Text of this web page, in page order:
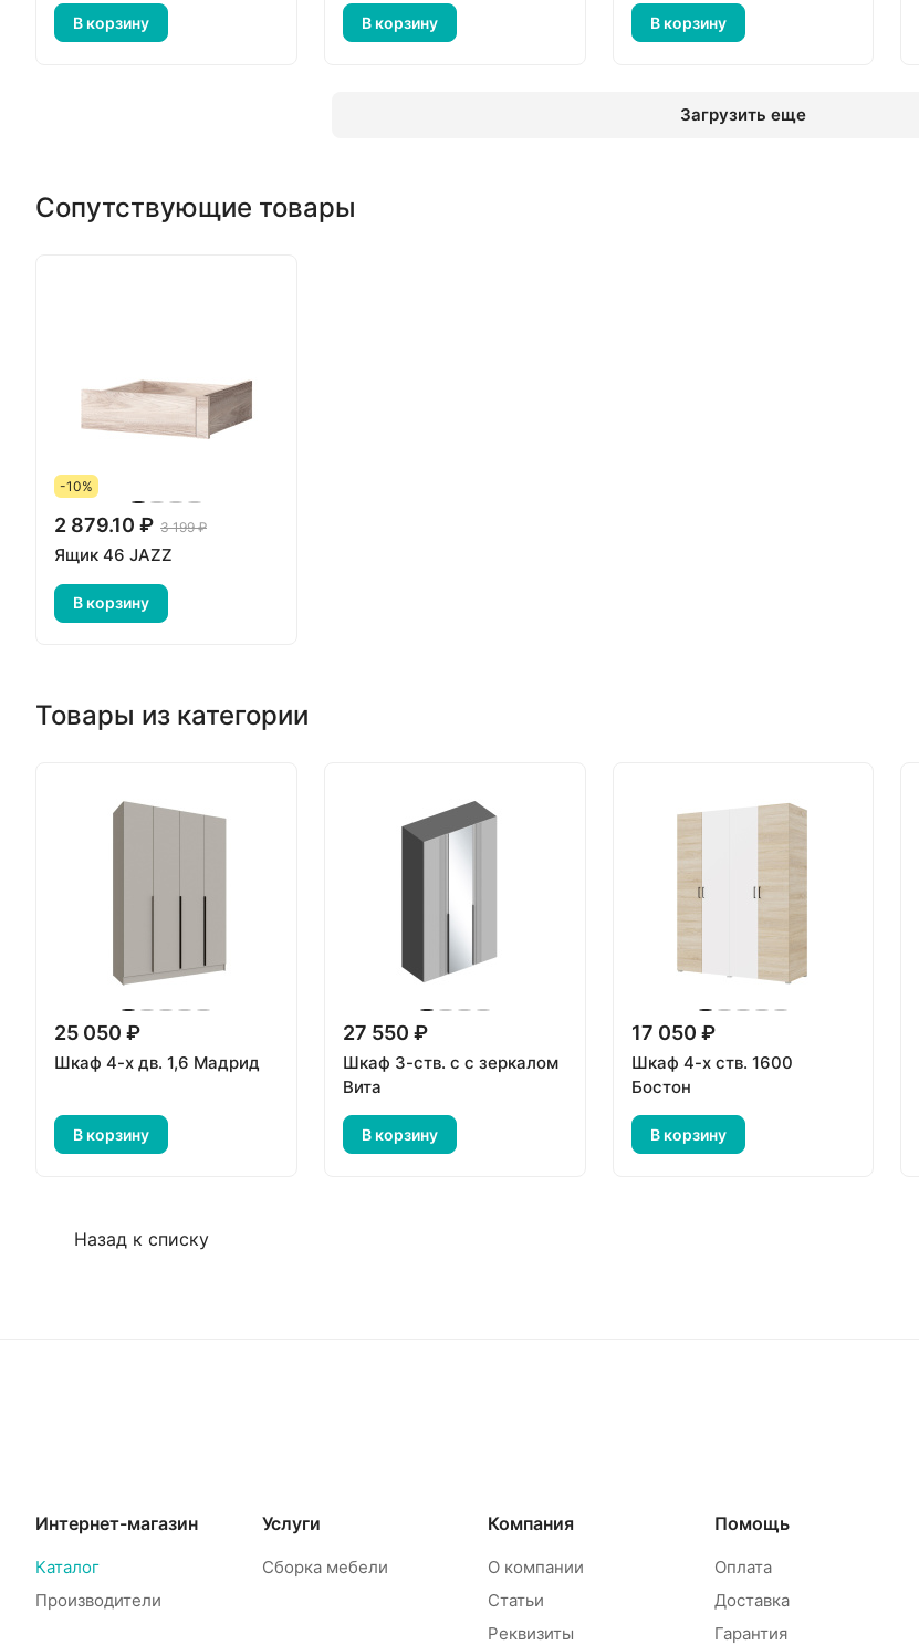
В корзину В корзину В корзину
Загрузить еще
Сопутствующие товары
-10%
2 879.10 ₽ 3 199 ₽
Ящик 46 JAZZ
В корзину
Товары из категории
25 050 ₽
Шкаф 4-х дв. 1,6 Мадрид
В корзину
27 550 ₽
Шкаф 3-ств. с с зеркалом
Вита
В корзину
17 050 ₽
Шкаф 4-х ств. 1600
Бостон
В корзину
Назад к списку
Интернет-магазин
Каталог
Производители
Услуги
Сборка мебели
Компания
О компании
Статьи
Реквизиты
Помощь
Оплата
Доставка
Гарантия